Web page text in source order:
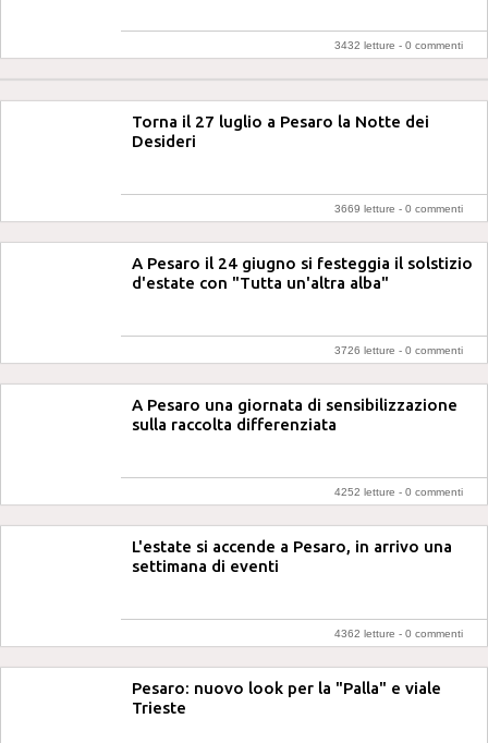
3432 letture - 0 commenti
Torna il 27 luglio a Pesaro la Notte dei
Desideri
3669 letture - 0 commenti
A Pesaro il 24 giugno si festeggia il solstizio
d'estate con "Tutta un'altra alba"
3726 letture - 0 commenti
A Pesaro una giornata di sensibilizzazione
sulla raccolta differenziata
4252 letture - 0 commenti
L'estate si accende a Pesaro, in arrivo una
settimana di eventi
4362 letture - 0 commenti
Pesaro: nuovo look per la "Palla" e viale
Trieste